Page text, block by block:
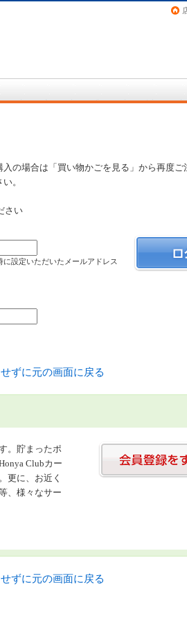
の場合は「買い物かごを見る」から再度ご
。
さい
設定いただいたメールアドレス
ずに元の画面に戻る
。貯まったポ
Clubカー
更に、お近く
、様々なサー
ずに元の画面に戻る